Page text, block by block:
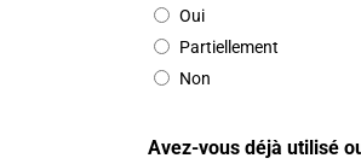
Oui
Partiellement
Non
Avez-vous déjà utilisé